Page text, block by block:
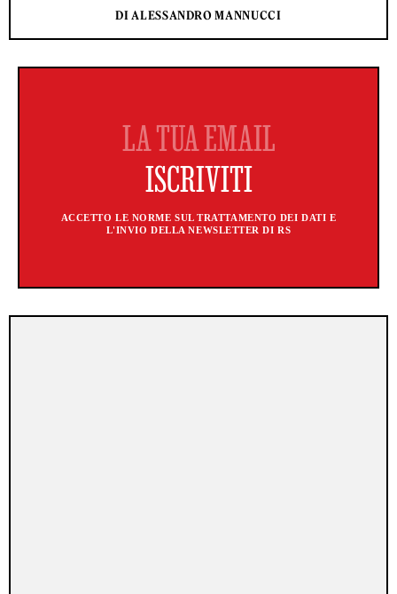
DI ALESSANDRO MANNUCCI
ACCETTO LE NORME SUL TRATTAMENTO DEI DATI E
L'INVIO DELLA NEWSLETTER DI RS